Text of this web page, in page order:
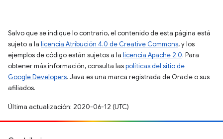
Salvo que se indique lo contrario, el contenido de esta página está
sujeto a la licencia Atribución 4.0 de Creative Commons, y los
ejemplos de código están sujetos a la licencia Apache 2.0. Para
obtener más información, consulta laspolíticas del sitio de
Google Developers. Java es una marca registrada de Oracle o sus
afiliados.
Última actualización: 2020-06-12 (UTC)